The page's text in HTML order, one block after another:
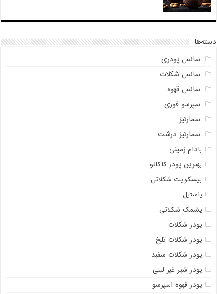
دسته‌ها
اسانس پودری
اسانس شکلات
اسانس قهوه
اسپرسو فوری
اسمارتیز
اسمارتیز درشت
بادام زمینی
بهترین پودر کاکائو
بیسکویت شکلاتی
پاستیل
پشمک شکلاتی
پودر شکلات
پودر شکلات تلخ
پودر شکلات سفید
پودر شیر غیر لبنی
پودر قهوه اسپرسو